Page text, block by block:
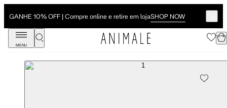
GANHE 10% OFF | Compre online e retire em lojaSHOP NOW
MENU